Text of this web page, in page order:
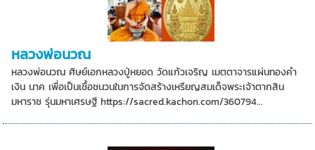
หลวงพ่อนวณ
หลวงพ่อนวณ ศิษย์เอกหลวงปู่หยอด วัดแก้วเจริญ เมตตาจารแผ่นทองคำ
เงิน นาค เพื่อเป็นเชื้อชนวนในการจัดสร้างเหรียญสมเด็จพระเจ้าตากสิน
มหาราช รุ่นมหาเศรษฐี https://sacred.kachon.com/360794...